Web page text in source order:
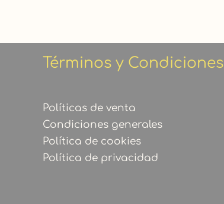
Términos y Condiciones
Políticas de venta
Condiciones generales
Política de cookies
Política de privacidad